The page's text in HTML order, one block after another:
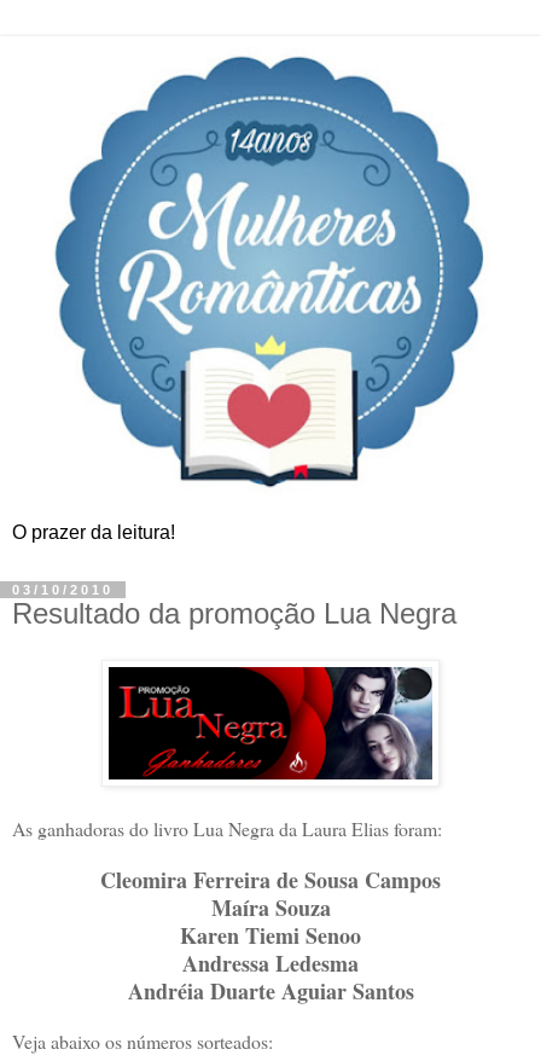
O prazer da leitura!
03/10/2010
Resultado da promoção Lua Negra
As ganhadoras do livro Lua Negra da Laura Elias foram:
Cleomira Ferreira de Sousa Campos
Maíra Souza
Karen Tiemi Senoo
Andressa Ledesma
Andréia Duarte Aguiar Santos
Veja abaixo os números sorteados: